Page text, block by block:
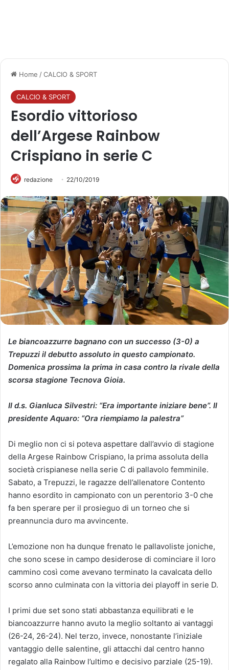
Home /CALCIO & SPORT
CALCIO & SPORT
Esordio vittorioso
dell’Argese Rainbow
Crispiano in serie C
redazione 22/10/2019
Le biancoazzurre bagnano con un successo (3-0) a
Trepuzzi il debutto assoluto in questo campionato.
Domenica prossima la prima in casa contro la rivale della
scorsa stagione Tecnova Gioia.
Il d.s. Gianluca Silvestri: “Era importante iniziare bene”. Il
presidente Aquaro: “Ora riempiamo la palestra”
Di meglio non ci si poteva aspettare dall’avvio di stagione
della Argese Rainbow Crispiano, la prima assoluta della
società crispianese nella serie C di pallavolo femminile.
Sabato, a Trepuzzi, le ragazze dell’allenatore Contento
hanno esordito in campionato con un perentorio 3-0 che
fa ben sperare per il prosieguo di un torneo che si
preannuncia duro ma avvincente.
L’emozione non ha dunque frenato le pallavoliste joniche,
che sono scese in campo desiderose di cominciare il loro
cammino così come avevano terminato la cavalcata dello
scorso anno culminata con la vittoria dei playoff in serie D.
I primi due set sono stati abbastanza equilibrati e le
biancoazzurre hanno avuto la meglio soltanto ai vantaggi
(26-24, 26-24). Nel terzo, invece, nonostante l’iniziale
vantaggio delle salentine, gli attacchi dal centro hanno
regalato alla Rainbow l’ultimo e decisivo parziale (25-19).